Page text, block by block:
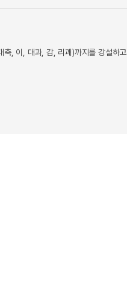
, 이, 대과, 감, 리괘)까지를 강설하